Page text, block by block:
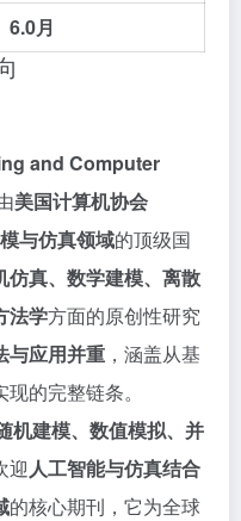
6.0月
and Computer
美国计算机协会
与仿真领域的顶级国
仿真、数学建模、离散
法学方面的原创性研究
与应用并重 ，涵盖从基
的完整链条。
机建模、数值模拟、并
迎人工智能与仿真结合
的核心期刊，它为全球